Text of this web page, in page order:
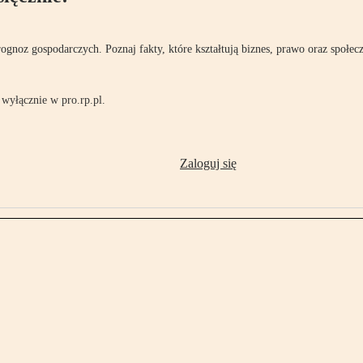
gospodarczych. Poznaj fakty, które kształtują biznes, prawo oraz
w pro.rp.pl.
Zaloguj się